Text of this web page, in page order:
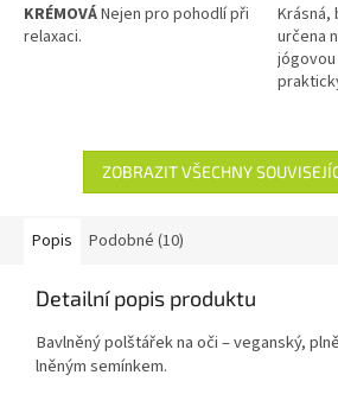
KRÉMOVÁNejen pro pohodlí při
relaxaci.
Krásná,
určena
jógovou
ZOBRAZIT VŠECHNY
Popis Podobné (10)
Detailní popis produktu
Bavlněný polštářek na oči – veganský,
lněným semínkem.